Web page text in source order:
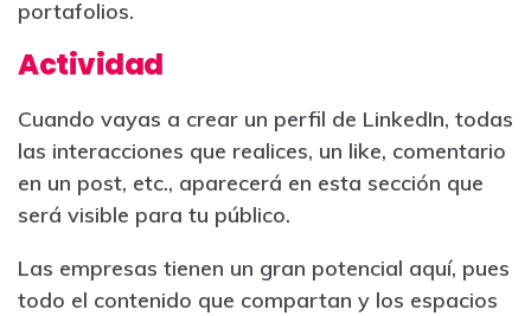
portafolios.
Actividad
Cuando vayas a crear un perfil de LinkedIn, todas
las interacciones que realices, un like, comentario
en un post, etc., aparecerá en esta sección que
será visible para tu público.
Las empresas tienen un gran potencial aquí, pues
todo el contenido que compartan y los espacios